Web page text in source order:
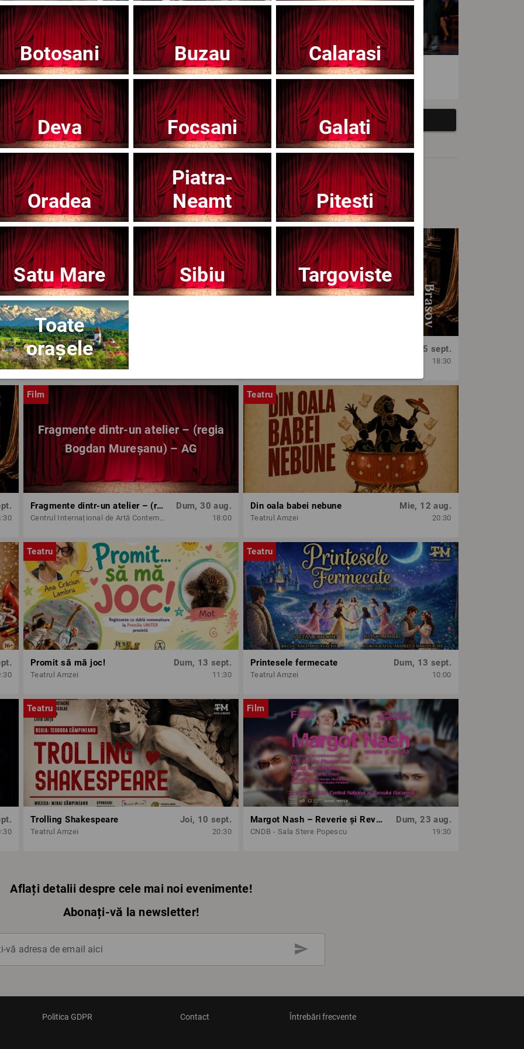
Teatrul Mic - Stagiunea 2025-2026 Teatrul Avangardia
Afisați mai multe evenimente
Noutăți
Concert
Opera Brasov
Concert
Sâm, 5 sept.
18:30
Film
Fragmente dintr-un atelier – (regia
Bogdan Mureșanu) – AG
Fragmente dintr-un atelier – (regia Bogdan Mureșanu) – AG
Centrul Internațional de Artă Contemporană - Baia Turcească Iași
Dum, 30 aug.
18:00
Teatru
Din oala babei nebune
Teatrul Amzei
Mie, 12 aug.
20:30
Teatru
Promit să mă joc!
Teatrul Amzei
Dum, 13 sept.
11:30
Teatru
Printesele fermecate
Teatrul Amzei
Dum, 13 sept.
10:00
Teatru
Trolling Shakespeare
Teatrul Amzei
Joi, 10 sept.
20:30
Film
Margot Nash – Reverie și Revoltă: 3 scurtmetraje feminist-avangardiste
CNDB - Sala Stere Popescu
Dum, 23 aug.
19:30
Aflați detalii despre cele mai noi evenimente!
Abonați-vă la newsletter!
vă adresa de email aici send
Politica GDPR Contact Întrebări frecvente
Botosani Buzau Calarasi
Deva Focsani Galati
Oradea
Piatra-
Neamt
Pitesti
Satu Mare Sibiu Targoviste
Toate
orașele